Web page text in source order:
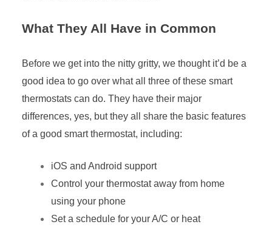
What They All Have in Common
Before we get into the nitty gritty, we thought it’d be a
good idea to go over what all three of these smart
thermostats can do. They have their major
differences, yes, but they all share the basic features
of a good smart thermostat, including:
iOS and Android support
Control your thermostat away from home
using your phone
Set a schedule for your A/C or heat